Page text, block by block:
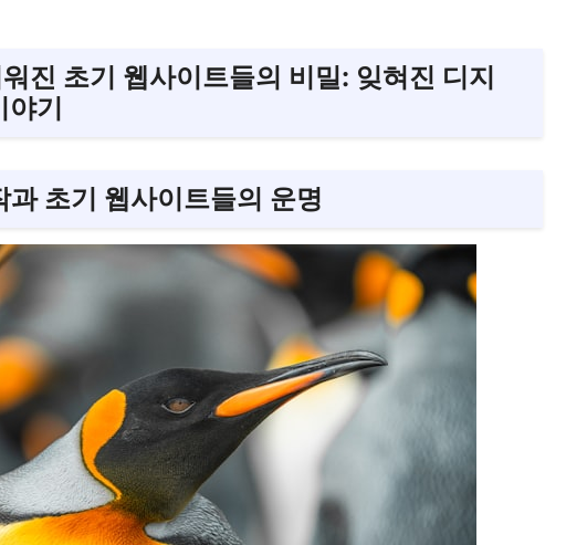
진 초기 웹사이트들의 비밀: 잊혀진 디지
기
초기 웹사이트들의 운명